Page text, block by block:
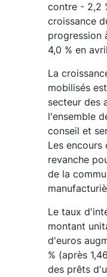
contre - 2,2
croissance
progression
4,0 % en
La
mobilisés
secteur des
l'ensemble
conseil et
Les encours
revanche
de la
Le taux
montant
d'euros
% (après
des prêts